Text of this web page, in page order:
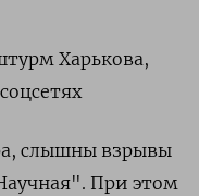
Харькова,
cлышны взрывы
При этом